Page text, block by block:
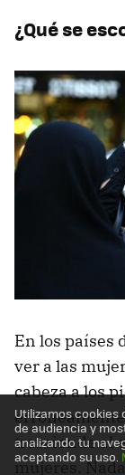
¿Qué se
En los países
ver a las
cabeza a los
trasciende al
mujeres.
Utilizamos
de audiencia y
analizando tu
aceptando su uso.